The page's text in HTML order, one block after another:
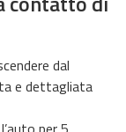
dal
e dettagliata